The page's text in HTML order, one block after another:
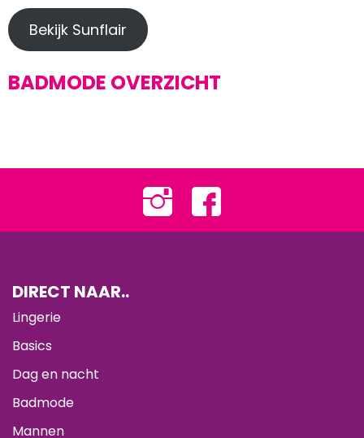
Bekijk Sunflair
BADMODE OVERZICHT
DIRECT NAAR..
Lingerie
Basics
Dag en nacht
Badmode
Mannen